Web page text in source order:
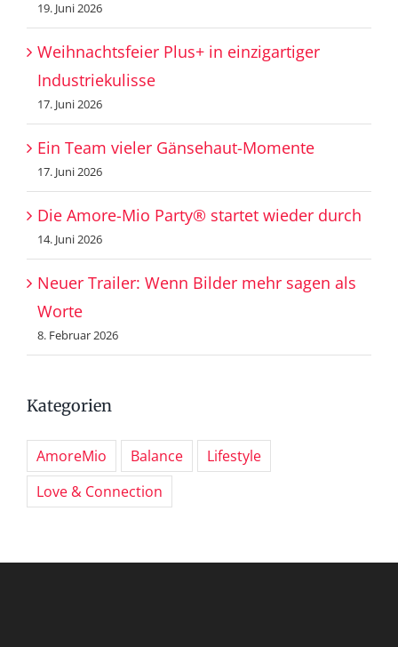
19. Juni 2026
Weihnachtsfeier Plus+ in einzigartiger
Industriekulisse
17. Juni 2026
Ein Team vieler Gänsehaut-Momente
17. Juni 2026
Die Amore-Mio Party® startet wieder durch
14. Juni 2026
Neuer Trailer: Wenn Bilder mehr sagen als
Worte
8. Februar 2026
Kategorien
AmoreMio Balance
Lifestyle
Love & Connection